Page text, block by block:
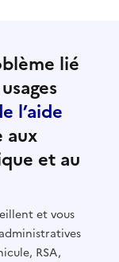
lié
l’aide
aux
et au
et vous
RSA,